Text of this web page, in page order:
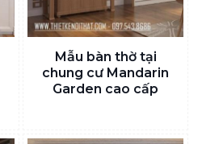
Mẫu bàn thờ tại
chung cư Mandarin
Garden cao cấp